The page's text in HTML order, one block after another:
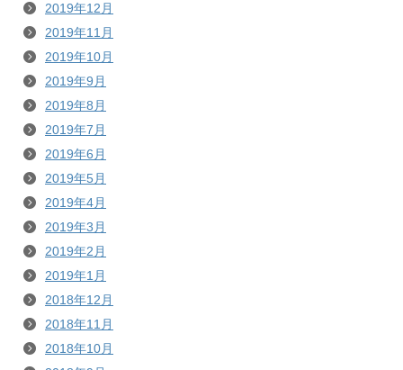
2019年12月
2019年11月
2019年10月
2019年9月
2019年8月
2019年7月
2019年6月
2019年5月
2019年4月
2019年3月
2019年2月
2019年1月
2018年12月
2018年11月
2018年10月